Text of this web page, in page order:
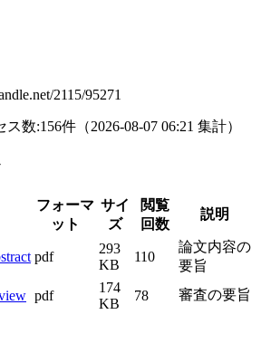
2115/95271
ス数:156件 （2026-08-07 06:21 集計）
フォーマ
ット
サイ
ズ
閲覧
回数
説明
pdf
293
KB
110
論文内容の
要旨
pdf
174
KB
78 審査の要旨